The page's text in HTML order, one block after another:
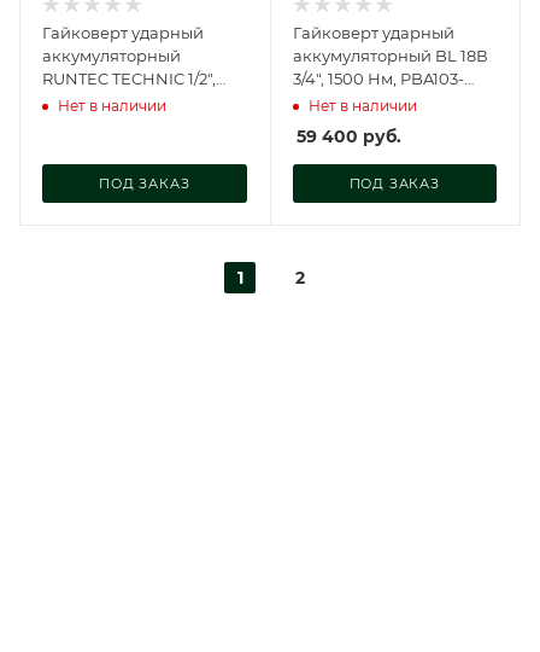
Гайковерт ударный
аккумуляторный
RUNTEC TECHNIC 1/2",
20В, 2*4Ач, 800Нм, RT-
Нет в наличии
ПОД ЗАКАЗ
Гайковерт ударный
аккумуляторный BL 18В
3/4", 1500 Нм, PBA103-
1500Нет в наличии
59 400 руб.
ПОД ЗАКАЗ
1 2